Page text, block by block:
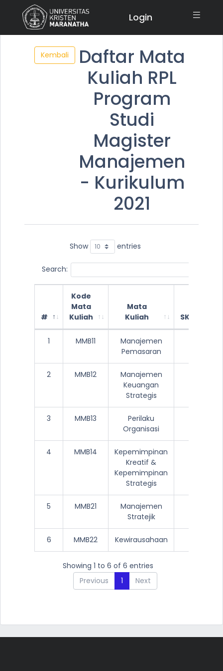
Login
Kembali
Daftar Mata
Kuliah RPL
Program
Studi
Magister
Manajemen
- Kurikulum
2021
Show entries
Search:
#
Kode
Mata
Kuliah
Mata
Kuliah
SKS
1 MMB11
Manajemen
Pemasaran
2 MMB12
Manajemen
Keuangan
Strategis
3 MMB13
Perilaku
Organisasi
4 MMB14
Kepemimpinan
Kreatif &
Kepemimpinan
Strategis
5 MMB21
Manajemen
Stratejik
6 MMB22 Kewirausahaan
Showing 1 to 6 of 6 entries
Previous
1 Next